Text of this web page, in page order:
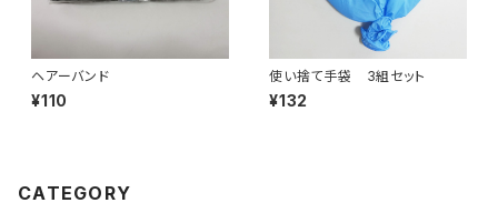
ヘアーバンド
¥110
使い捨て手袋 3組セット
¥132
CATEGORY